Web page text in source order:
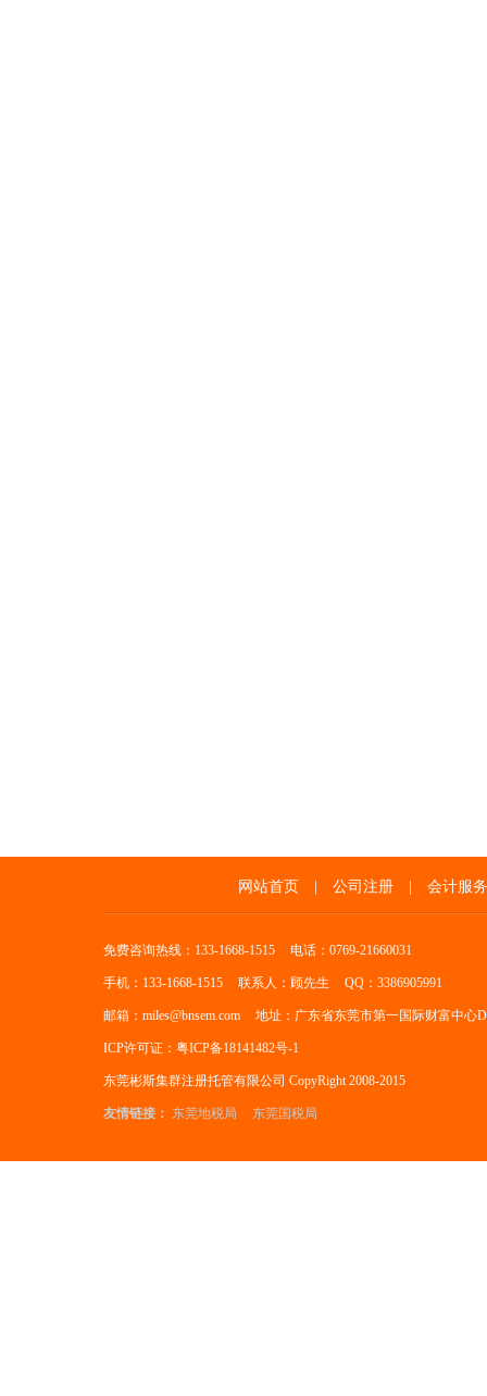
网站首页 公司注册 会计服务
免费咨询热线：133-1668-1515 电话：0769-21660031
手机：133-1668-1515 联系人：顾先生 QQ：3386905991
邮箱：miles@bnsem.com 地址：广东省东莞市第一国际财富中心
ICP许可证：粤ICP备18141482号-1
东莞彬斯集群注册托管有限公司 CopyRight 2008-2015
友情链接： 东莞地税局 东莞国税局